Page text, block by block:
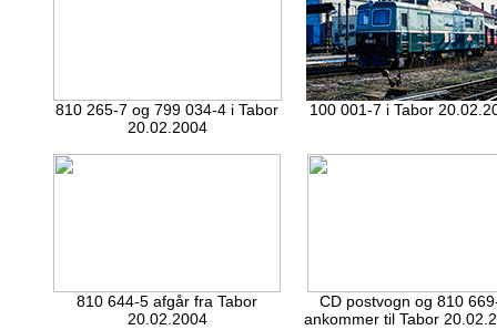
810 265-7 og 799 034-4 i Tabor
20.02.2004
100 001-7 i Tabor
810 644-5 afgår fra Tabor
20.02.2004
CD postvogn og 810
ankommer til Tabor